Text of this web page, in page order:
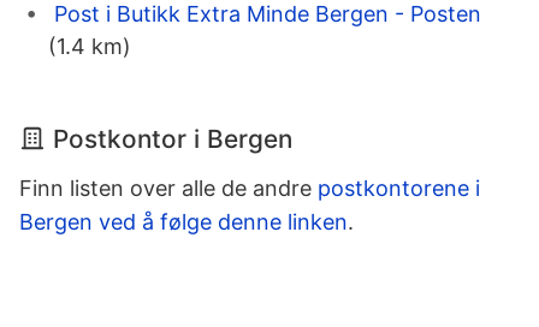
Post i Butikk Extra Minde Bergen - Posten
(1.4 km)
Postkontor i Bergen
Finn listen over alle de andre postkontorene i
Bergen ved å følge denne linken.